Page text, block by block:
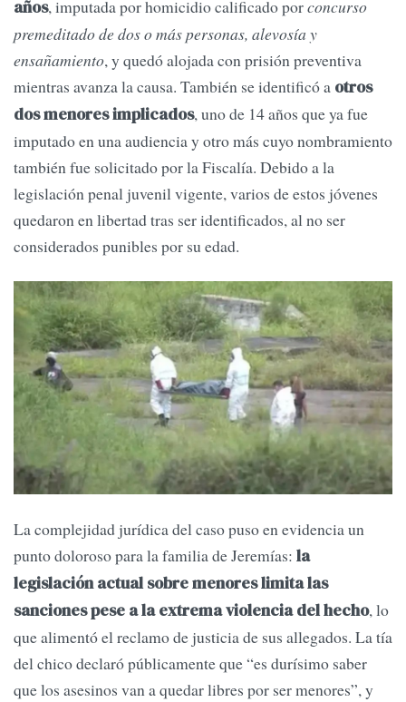
años, imputada por homicidio calificado porconcurso
premeditado de dos o más personas, alevosía y
ensañamiento, y quedó alojada con prisión preventiva
mientras avanza la causa. También se identificó a otros
dos menores implicados, uno de 14 años que ya fue
imputado en una audiencia y otro más cuyo nombramiento
también fue solicitado por la Fiscalía. Debido a la
legislación penal juvenil vigente, varios de estos jóvenes
quedaron en libertad tras ser identificados, al no ser
considerados punibles por su edad.
La complejidad jurídica del caso puso en evidencia un
punto doloroso para la familia de Jeremías: la
legislación actual sobre menores limita las
sanciones pese a la extrema violencia del hecho, lo
que alimentó el reclamo de justicia de sus allegados. La tía
del chico declaró públicamente que “es durísimo saber
que los asesinos van a quedar libres por ser menores”, y